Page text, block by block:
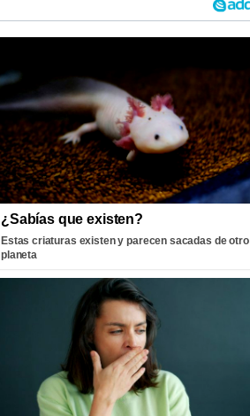
¿Sabías que existen?
Estas criaturas existen y parecen sacadas de otro
planeta